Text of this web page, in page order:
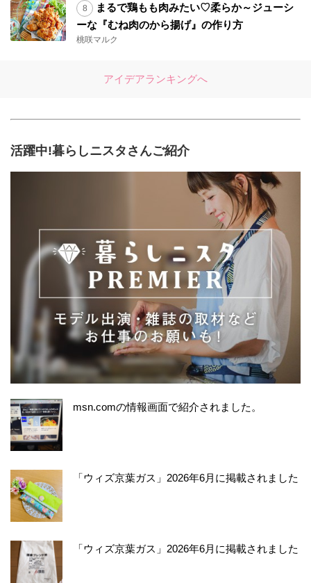
まるで鶏もも肉みたい♡柔らか～ジューシ
ーな『むね肉のから揚げ』の作り方
桃咲マルク
アイデアランキングへ
活躍中!暮らしニスタさんご紹介
msn.comの情報画面で紹介されました。
「ウィズ京葉ガス」2026年6月に掲載されました
「ウィズ京葉ガス」2026年6月に掲載されました